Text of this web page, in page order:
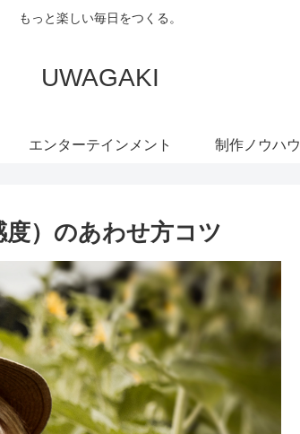
もっと楽しい毎日をつくる。
UWAGAKI
エンターテインメント 制作ノウハウ
）のあわせ方コツ